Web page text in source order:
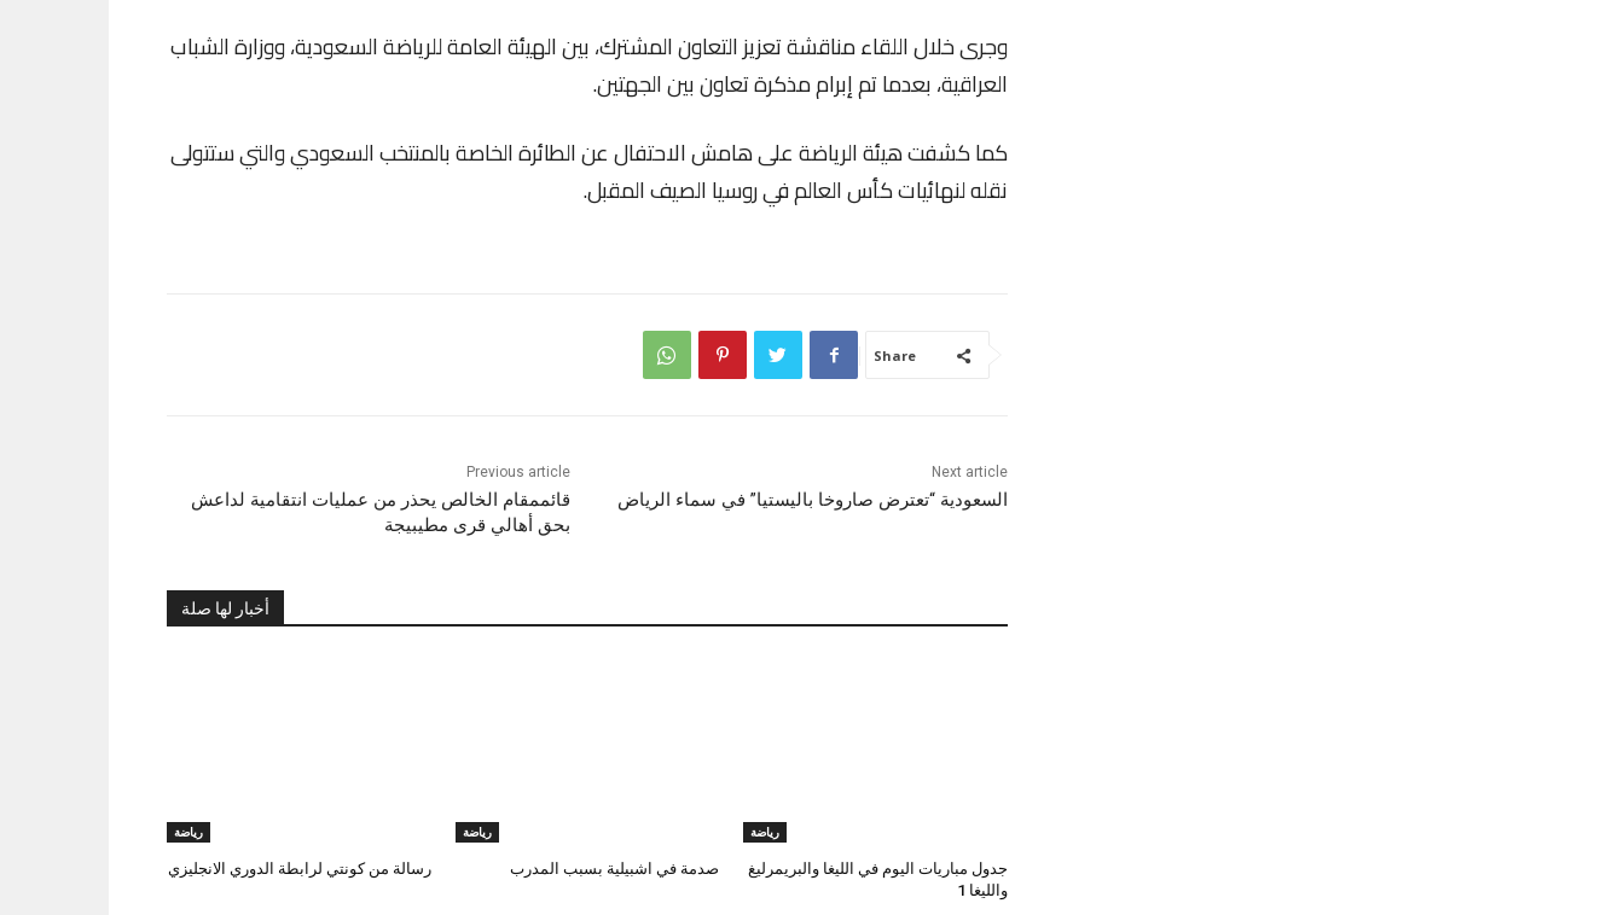
وجرى خلال اللقاء مناقشة تعزيز التعاون المشترك، بين الهيئة العامة للرياضة السعودية، ووزارة الشباب
العراقية، بعدما تم إبرام مذكرة تعاون بين الجهتين.
كما كشفت هيئة الرياضة على هامش الاحتفال عن الطائرة الخاصة بالمنتخب السعودي والتي ستتولى
نقله لنهائيات كأس العالم في روسيا الصيف المقبل.
Share
Previous article
قائممقام الخالص يحذر من عمليات انتقامية لداعش
بحق أهالي قرى مطيبيجة
Next article
السعودية “تعترض صاروخا باليستيا” في سماء الرياض
أخبار لها صلة
رياضة
رسالة من كونتي لرابطة الدوري الانجليزي
رياضة
صدمة في اشبيلية بسبب المدرب
رياضة
جدول مباريات اليوم في الليغا والبريمرليغ
والليغا 1